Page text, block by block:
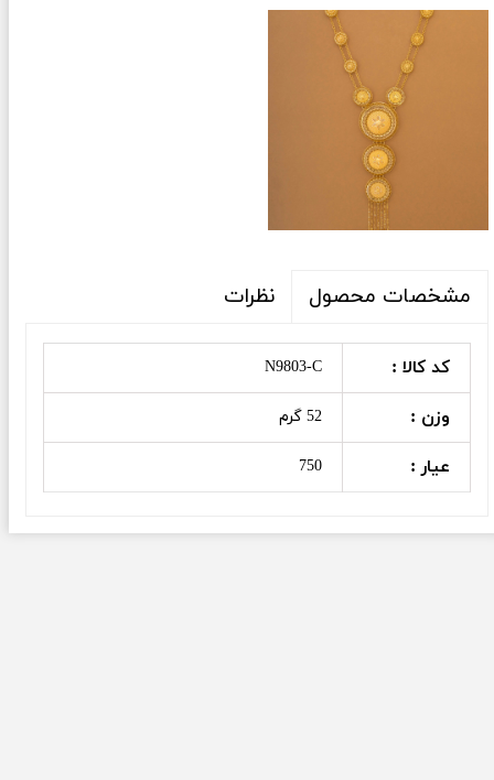
مشخصات محصول نظرات
کد کالا : N9803-C
وزن : 52 گرم
عیار : 750